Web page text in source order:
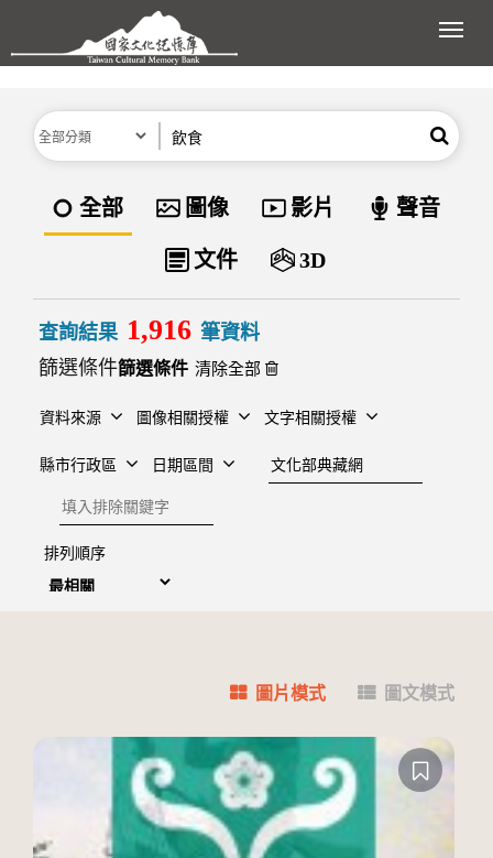
跳到主要內容區塊
展
分類 搜尋
資料類型
全部 圖像 影片 聲音
文件 3D
查詢結果 1,916 筆資料
篩選條件
清除全部
資料來源 圖像相關授權 文字相關授權
縣市行政區 日期區間
建檔單位
排除關鍵字
排列順序
圖片模式 圖文模式